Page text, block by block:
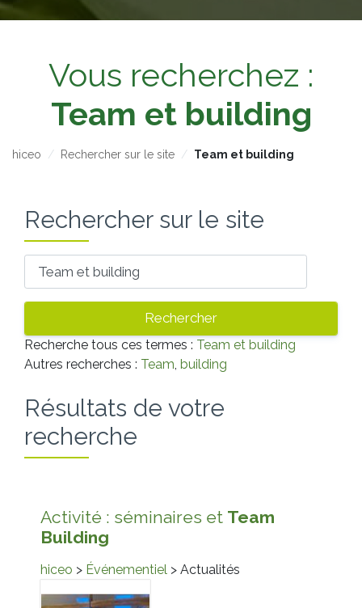
Vous recherchez :
Team et building
hiceo Rechercher sur le site Team et building
Rechercher sur le site
Recherche tous ces termes : Team et building
Autres recherches : Team, building
Résultats de votre
recherche
Activité : séminaires et Team
Building
hiceo > Événementiel > Actualités